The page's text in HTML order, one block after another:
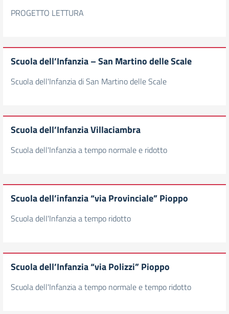
PROGETTO LETTURA
Scuola dell’Infanzia – San Martino delle Scale
Scuola dell'Infanzia di San Martino delle Scale
Scuola dell’Infanzia Villaciambra
Scuola dell'Infanzia a tempo normale e ridotto
Scuola dell’infanzia “via Provinciale” Pioppo
Scuola delI'Infanzia a tempo ridotto
Scuola dell’Infanzia “via Polizzi” Pioppo
Scuola dell'Infanzia a tempo normale e tempo ridotto